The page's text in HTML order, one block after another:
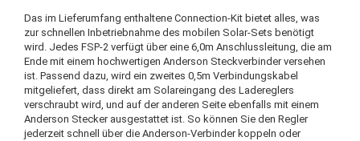
Das im Lieferumfang enthaltene Connection-Kit bietet alles, was
zur schnellen Inbetriebnahme des mobilen Solar-Sets benötigt
wird. Jedes FSP-2 verfügt über eine 6,0m Anschlussleitung, die am
Ende mit einem hochwertigen Anderson Steckverbinder versehen
ist. Passend dazu, wird ein zweites 0,5m Verbindungskabel
mitgeliefert, dass direkt am Solareingang des Ladereglers
verschraubt wird, und auf der anderen Seite ebenfalls mit einem
Anderson Stecker ausgestattet ist. So können Sie den Regler
jederzeit schnell über die Anderson-Verbinder koppeln oder